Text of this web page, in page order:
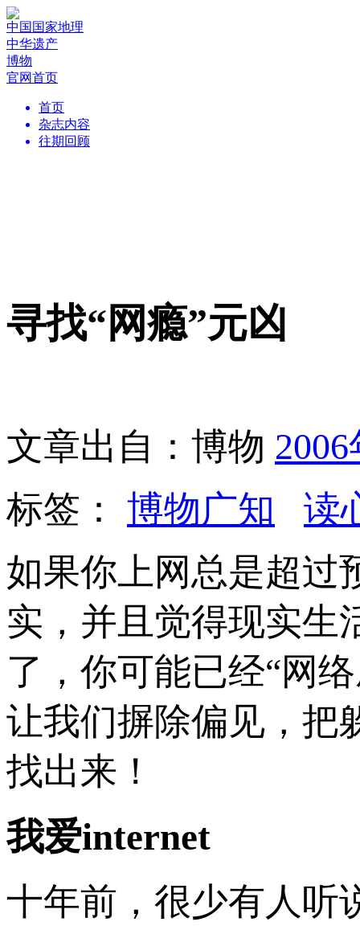
中国国家地理
中华遗产
博物
官网首页
首页
杂志内容
往期回顾
寻找“网瘾”元凶
文章出自：博物
标签： 博物广知
读
如果你上网总是超过
实，并且觉得现实生
了，你可能已经“网
让我们摒除偏见，把
找出来！
我爱internet
十年前，很少有人听